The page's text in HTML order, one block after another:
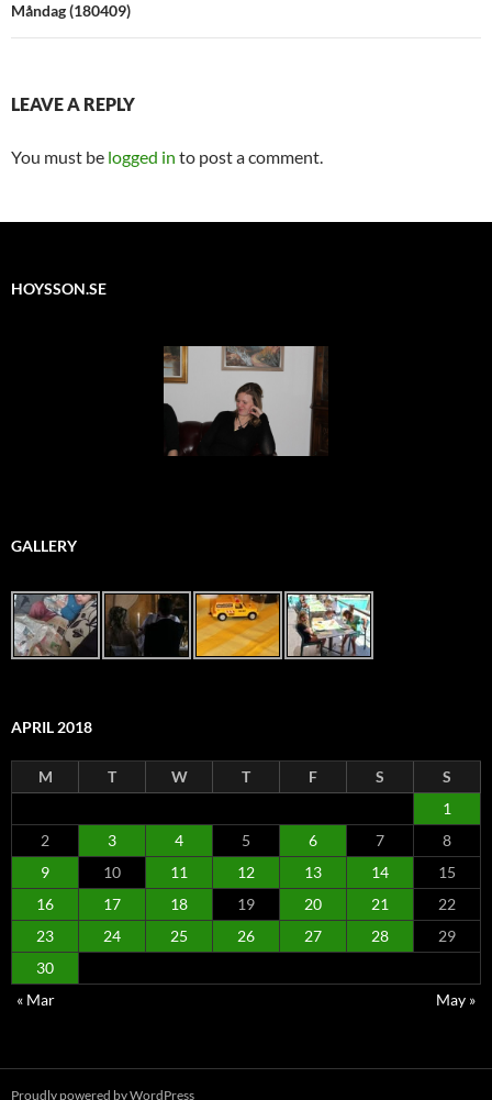
Måndag (180409)
LEAVE A REPLY
You must be logged in to post a comment.
HOYSSON.SE
GALLERY
APRIL 2018
M T W T F S
S
1
2
3 4 5 6 7
8
9
10 11 12 13 14
15
16
17 18 19 20 21
22
23
24 25 26 27 28
29
30
« Mar
May »
Proudly powered by WordPress